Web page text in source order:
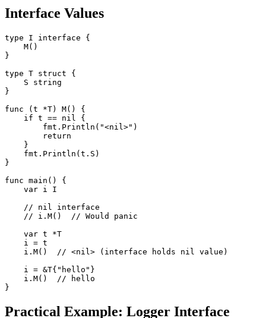
Interface Values
type I interface {
    M()
}
type T struct {
    S string
}
func (t *T) M() {
    if t == nil {
        fmt.Println("<nil>")
        return
    }
    fmt.Println(t.S)
}
func main() {
    var i I
    // nil interface
    // i.M()  // Would panic
    var t *T
    i = t
    i.M()  // <nil> (interface holds nil value)
    i = &T{"hello"}
    i.M()  // hello
Practical Example: Logger Interface